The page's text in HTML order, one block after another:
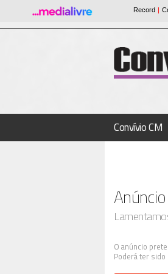
Convívio CM
O anúncio
Poderá ter